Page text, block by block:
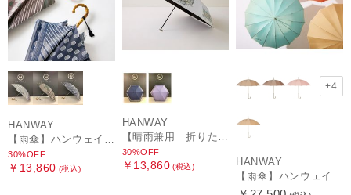
HANWAY
30%OFF
￥13,860 (税込)
HANWAY
30%OFF
￥13,860 (税込)
+4
HANWAY